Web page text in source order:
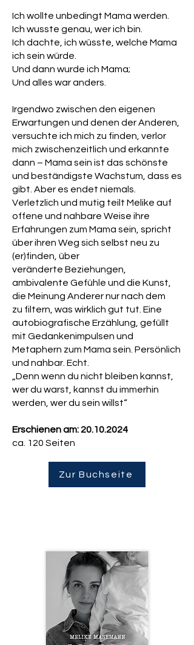
finden, ohne sich selbst dabei zu
verlieren. Melike spricht verwundbar
und mutig über das, was viele Eltern
denken, doch die Wenigsten
auszusprechen wagen. Ihr erstes
Buch "Mamagefühle" setzt diesen
Melikes Eintritt in die Autorenwelt. Hier
teilt sie auf gewohnt offene und
nahbare Weise ihre Gedanken und
Erfahrungen zum Mamasein, immer
authentisch, immer nah am Leben. Ihr
Ziel: Eltern ermutigen, auch die
Herausforderungen dieses wilden
Ritts beim Namen zu nennen - ohne
Rücksicht auf Tabus.
Ich wollte unbedingt Mama werden.
Ich wusste genau, wer ich bin.
Ich dachte, ich wüsste, welche Mama
ich sein würde.
Und dann wurde ich Mama;
Und alles war anders.
Irgendwo zwischen den eigenen
Erwartungen und denen der Anderen,
versuchte ich mich zu finden, verlor
mich zwischenzeitlich und erkannte
dann – Mama sein ist das schönste
und beständigste Wachstum, dass es
gibt. Aber es endet niemals.
Verletzlich und mutig teilt Melike auf
offene und nahbare Weise ihre
Erfahrungen zum Mama sein, spricht
über ihren Weg sich selbst neu zu
(er)finden, über
veränderte Beziehungen,
ambivalente Gefühle und die Kunst,
die Meinung Anderer nur nach dem
zu filtern, was wirklich gut tut. Eine
autobiografische Erzählung, gefüllt
mit Gedankenimpulsen und
Metaphern zum Mama sein. Persönlich
und nahbar. Echt.
„Denn wenn du nicht bleiben kannst,
wer du warst, kannst du immerhin
werden, wer du sein willst“
Erschienen am: 20.10.2024
ca. 120 Seiten
Zur Buchseite